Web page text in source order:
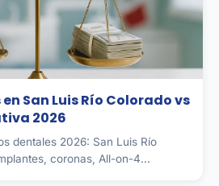
San Luis Río Colorado vs
2026
dentales 2026: San Luis Río
coronas, All-on-4...